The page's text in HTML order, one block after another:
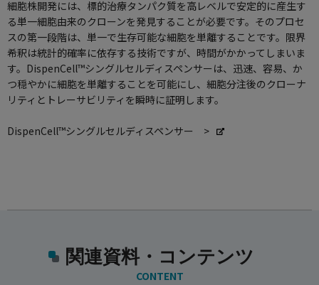
細胞株開発には、標的治療タンパク質を高レベルで安定的に産生す
る単一細胞由来のクローンを発見することが必要です。そのプロセ
スの第一段階は、単一で生存可能な細胞を単離することです。限界
希釈は統計的確率に依存する技術ですが、時間がかかってしまいま
す。DispenCell™シングルセルディスペンサーは、迅速、容易、か
つ穏やかに細胞を単離することを可能にし、細胞分注後のクローナ
リティとトレーサビリティを瞬時に証明します。
DispenCell™シングルセルディスペンサー >
関連資料・コンテンツ
CONTENT